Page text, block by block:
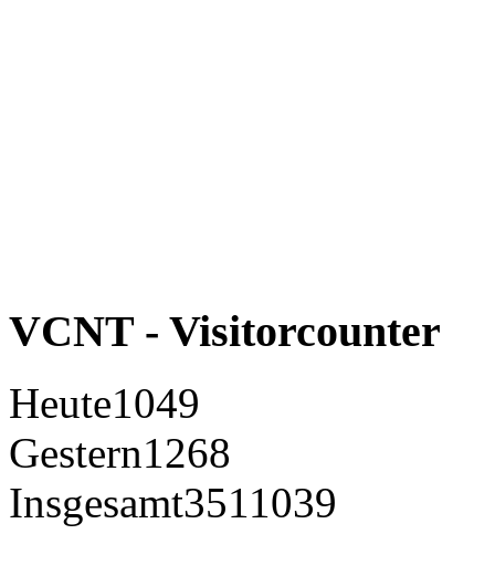
VCNT - Visitorcounter
Heute1049
Gestern1268
Insgesamt3511039